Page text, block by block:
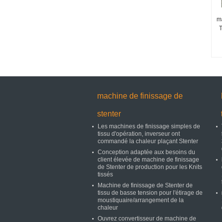
machine de finissage de
stenter
Les machines de finissage simples de
tissu d'opération, inverseur ont
commandé la chaleur plaçant Stenter
Conception adaptée aux besoins du
client élevée de machine de finissage
de Stenter de production pour les Knits
tissés
Machine de finissage de Stenter de
tissu de basse tension pour l'étirage de
moustiquaire/arrangement de la
chaleur
Ouvrez convertisseur de machine de